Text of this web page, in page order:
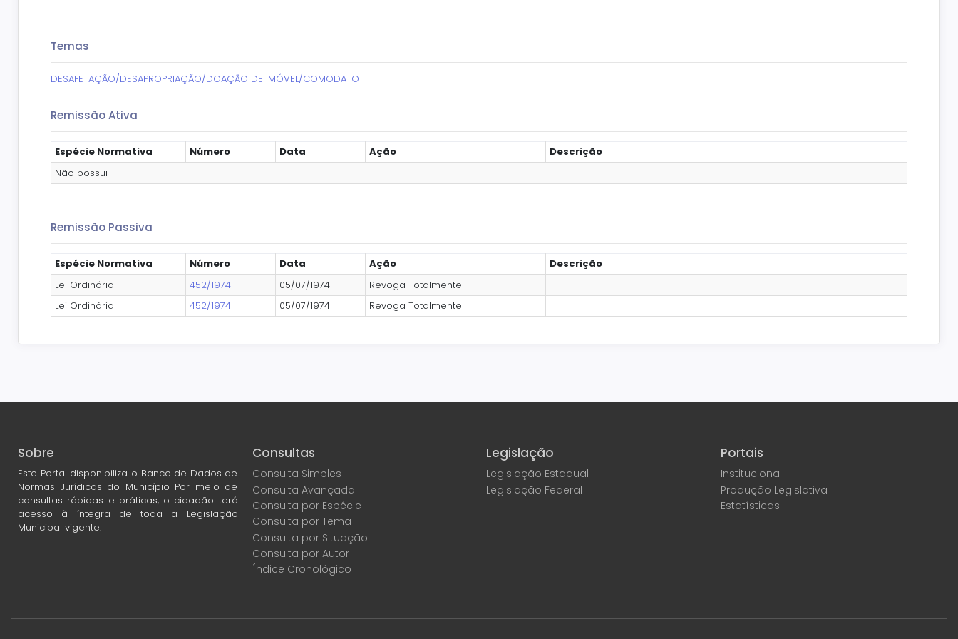
Temas
DESAFETAÇÃO/DESAPROPRIAÇÃO/DOAÇÃO DE IMÓVEL/COMODATO
Remissão Ativa
Espécie Normativa Número Data Ação
Descrição
Não possui
Remissão Passiva
Espécie Normativa Número Data Ação
Descrição
Lei Ordinária
452/1974 05/07/1974
Revoga Totalmente
Lei Ordinária
452/1974 05/07/1974 Revoga Totalmente
Sobre
Este Portal disponibiliza o Banco de Dados de
Normas Jurídicas do Município Por meio de
consultas rápidas e práticas, o cidadão terá
acesso à íntegra de toda a Legislação
Municipal vigente.
Consultas
Consulta Simples
Consulta Avançada
Consulta por Espécie
Consulta por Tema
Consulta por Situação
Consulta por Autor
Índice Cronológico
Legislação
Legislação Estadual
Legislação Federal
Portais
Institucional
Produção Legislativa
Estatísticas